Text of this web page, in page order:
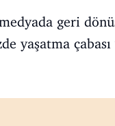
geri
yaşatma